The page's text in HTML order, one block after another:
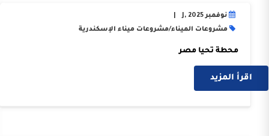
نوفمبر J, 2025
مشروعات الميناء/مشروعات ميناء الإسكندرية
محطة تحيا مصر
إقرأ المزيد
اقرأ المزيد